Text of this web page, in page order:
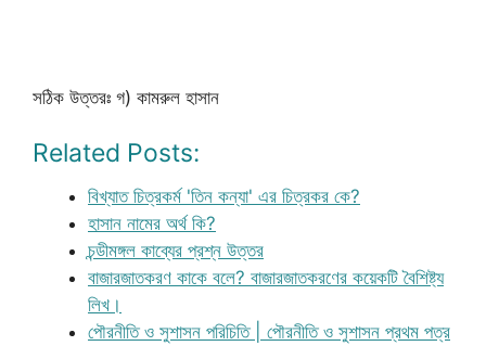
সঠিক উত্তরঃ গ) কামরুল হাসান
Related Posts:
বিখ্যাত চিত্রকর্ম 'তিন কন্যা' এর চিত্রকর কে?
হাসান নামের অর্থ কি?
চন্ডীমঙ্গল কাব্যের প্রশ্ন উত্তর
বাজারজাতকরণ কাকে বলে? বাজারজাতকরণের কয়েকটি বৈশিষ্ট্য
লিখ।
পৌরনীতি ও সুশাসন পরিচিতি | পৌরনীতি ও সুশাসন প্রথম পত্র